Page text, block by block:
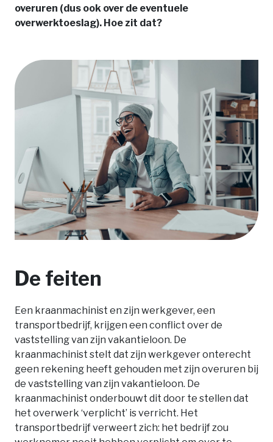
overuren (dus ook over de eventuele
overwerktoeslag). Hoe zit dat?
De feiten
Een kraanmachinist en zijn werkgever, een
transportbedrijf, krijgen een conflict over de
vaststelling van zijn vakantieloon. De
kraanmachinist stelt dat zijn werkgever onterecht
geen rekening heeft gehouden met zijn overuren bij
de vaststelling van zijn vakantieloon. De
kraanmachinist onderbouwt dit door te stellen dat
het overwerk ‘verplicht’ is verricht. Het
transportbedrijf verweert zich: het bedrijf zou